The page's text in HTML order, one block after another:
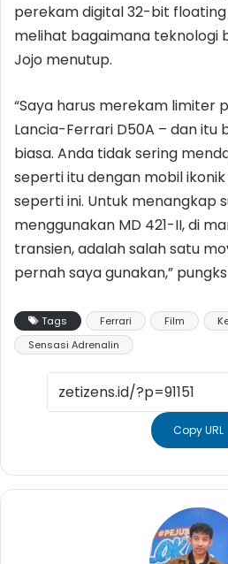
perekam digital 32-bit floating
melihat bagaimana teknologi
Jojo menutup.
“Saya harus merekam limiter
Lancia-Ferrari D50A – dan
biasa. Anda tidak sering
seperti itu dengan mobil
seperti ini. Untuk menangkap
menggunakan MD 421-II, di
transien, adalah salah satu
pernah saya gunakan,”
Tags Ferrari Film
Sensasi Adrenalin
Copy URL